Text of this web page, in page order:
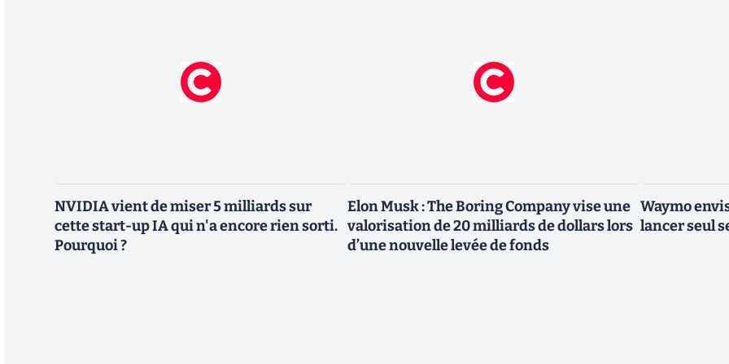
NVIDIA vient de miser 5 milliards sur
cette start-up IA qui n'a encore rien sorti.
Pourquoi ?
Elon Musk : The Boring Company vise une
valorisation de 20 milliards de dollars lors
d’une nouvelle levée de fonds
Waymo
lancer seul